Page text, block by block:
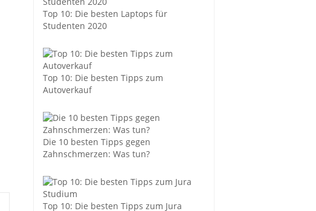
Top 10: Die besten Laptops für
Studenten 2020
Top 10: Die besten Tipps zum
Autoverkauf
Die 10 besten Tipps gegen
Zahnschmerzen: Was tun?
Top 10: Die besten Tipps zum Jura